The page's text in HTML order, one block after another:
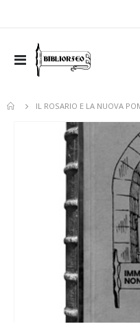
Toggle
Nav
IL ROSARIO E LA NUOVA